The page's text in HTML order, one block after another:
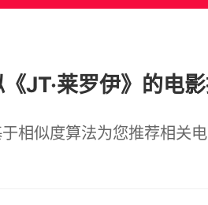
JT·莱罗伊》的电
相似度算法为您推荐相关